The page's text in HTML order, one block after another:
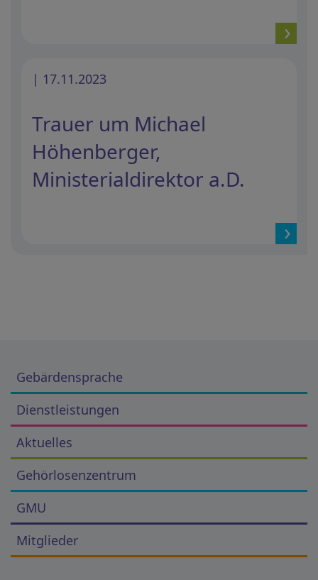
| 17.11.2023
Trauer um Michael
Höhenberger,
Ministerialdirektor a.D.
Gebärdensprache
Dienstleistungen
Aktuelles
Gehörlosenzentrum
GMU
Mitglieder